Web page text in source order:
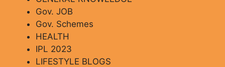
Gov. JOB
Gov. Schemes
HEALTH
IPL 2023
LIFESTYLE BLOGS